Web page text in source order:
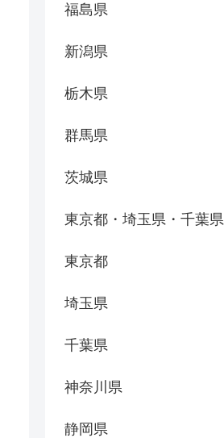
福島県
新潟県
栃木県
群馬県
茨城県
東京都・埼玉県・千葉県
東京都
埼玉県
千葉県
神奈川県
静岡県